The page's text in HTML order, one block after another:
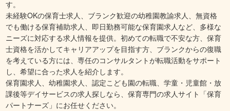
す。
未経験OKの保育士求人、ブランク歓迎の幼稚園教諭求人、無資格
でも働ける保育補助求人、即日勤務可能な保育園求人など、多様な
ニーズに対応する求人情報を提供。初めての転職で不安な方、保育
士資格を活かしてキャリアアップを目指す方、ブランクからの復職
を考えている方には、専任のコンサルタントが転職活動をサポート
し、希望に合った求人を紹介します。
保育園求人、幼稚園求人、認定こども園の転職、学童・児童館・放
課後等デイサービスの求人探しなら、保育専門の求人サイト「保育
パートナーズ」にお任せください。